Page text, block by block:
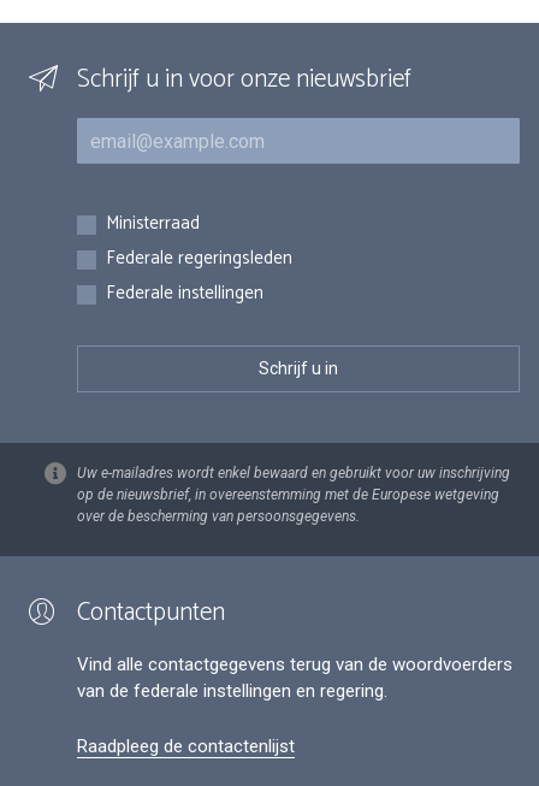
Schrijf u in voor onze nieuwsbrief
E-mail
Inschrijvingen
Ministerraad
Federale regeringsleden
Federale instellingen
Uw e-mailadres wordt enkel bewaard en gebruikt voor uw inschrijving
op de nieuwsbrief, in overeenstemming met de Europese wetgeving
over de bescherming van persoonsgegevens.
Contactpunten
Vind alle contactgegevens terug van de woordvoerders
van de federale instellingen en regering.
Raadpleeg de contactenlijst